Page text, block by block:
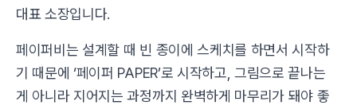
대표 소장입니다.
페이퍼비는 설계할 때 빈 종이에 스케치를 하면서 시작하
기 때문에 ‘페이퍼 PAPER’로 시작하고, 그림으로 끝나는
게 아니라 지어지는 과정까지 완벽하게 마무리가 돼야 좋